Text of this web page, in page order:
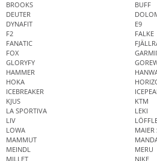
BROOKS
BUFF
DEUTER
DYNAFIT
E9
F2
FALKE
FANATIC
FOX
GLORYFY
HAMMER
HOKA
ICEBREAKER
KJUS
KTM
LA SPORTIVA
LEKI
LIV
LOWA
MAIER
MAMMUT
MEINDL
MERU
MILLET
NIKE